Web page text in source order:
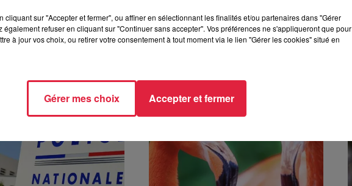
cliquant sur "Accepter et fermer", ou affiner en sélectionnant les finalités et/ou partenaires dans "Gérer
également refuser en cliquant sur "Continuer sans accepter". Vos préférences ne s'appliqueront que pour
à jour vos choix, ou retirer votre consentement à tout moment via le lien "Gérer les cookies" situé en
Gérer mes choix Accepter et fermer